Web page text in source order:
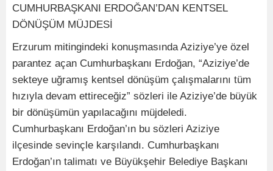
CUMHURBAŞKANI ERDOĞAN’DAN KENTSEL
DÖNÜŞÜM MÜJDESİ
Erzurum mitingindeki konuşmasında Aziziye’ye özel
parantez açan Cumhurbaşkanı Erdoğan, “Aziziye’de
sekteye uğramış kentsel dönüşüm çalışmalarını tüm
hızıyla devam ettireceğiz” sözleri ile Aziziye’de büyük
bir dönüşümün yapılacağını müjdeledi.
Cumhurbaşkanı Erdoğan’ın bu sözleri Aziziye
ilçesinde sevinçle karşılandı. Cumhurbaşkanı
Erdoğan’ın talimatı ve Büyükşehir Belediye Başkanı